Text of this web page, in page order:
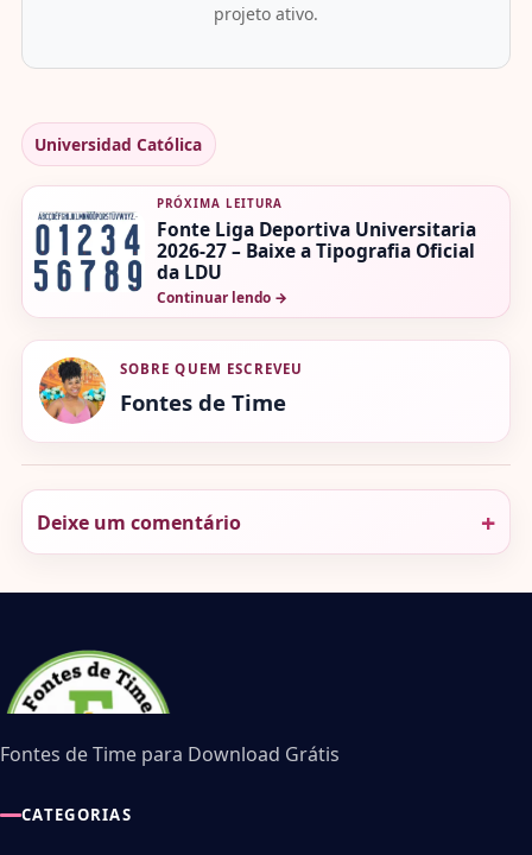
projeto ativo.
Universidad Católica
PRÓXIMA LEITURA
Fonte Liga Deportiva Universitaria
2026-27 – Baixe a Tipografia Oficial
da LDU
Continuar lendo →
SOBRE QUEM ESCREVEU
Fontes de Time
Deixe um comentário
Fontes de Time para Download Grátis
CATEGORIAS